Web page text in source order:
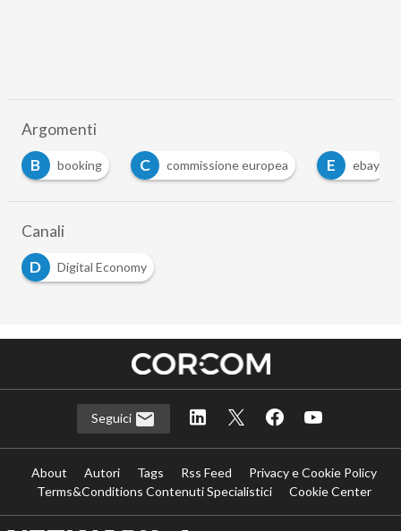
Argomenti
B
booking C commissione europea E ebay
Canali
D
Digital Economy
Seguici
About Autori Tags Rss Feed
Privacy e Cookie Policy
Terms&Conditions Contenuti Specialistici
Cookie Center